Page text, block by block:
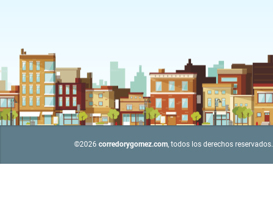
©2026 corredorygomez.com, todos los derechos reservados.